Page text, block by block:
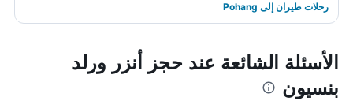
رحلات طيران إلى Pohang
الأسئلة الشائعة عند حجز أنزر ورلد
بنسيون